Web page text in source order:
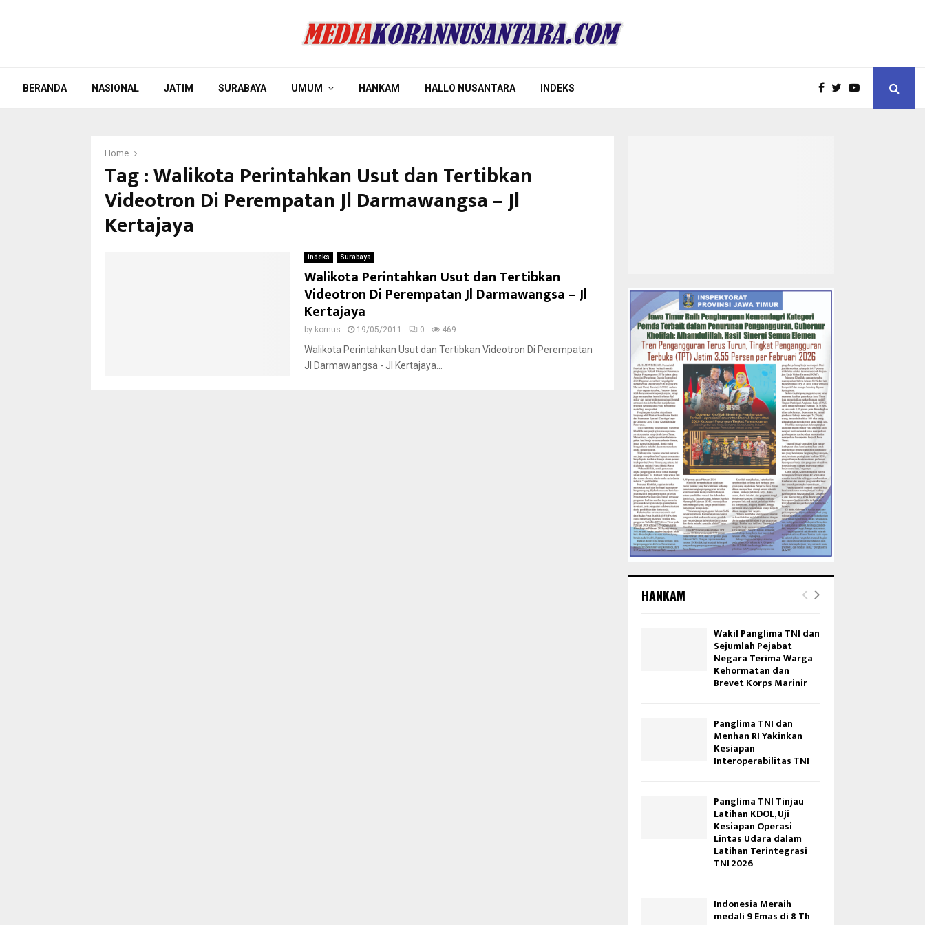
BERANDA NASIONAL JATIM SURABAYA UMUM HANKAM HALLO NUSANTARA INDEKS
Home
Tag : Walikota Perintahkan Usut dan Tertibkan
Videotron Di Perempatan Jl Darmawangsa – Jl
Kertajaya
indeks Surabaya
Walikota Perintahkan Usut dan Tertibkan
Videotron Di Perempatan Jl Darmawangsa – Jl
Kertajaya
by kornus 19/05/2011 0 469
Walikota Perintahkan Usut dan Tertibkan Videotron Di Perempatan
Jl Darmawangsa - Jl Kertajaya...
HANKAM
Wakil Panglima TNI dan
Sejumlah Pejabat
Negara Terima Warga
Kehormatan dan
Brevet Korps Marinir
Panglima TNI dan
Menhan RI Yakinkan
Kesiapan
Interoperabilitas TNI
Panglima TNI Tinjau
Latihan KDOL, Uji
Kesiapan Operasi
Lintas Udara dalam
Latihan Terintegrasi
TNI 2026
Indonesia Meraih
medali 9 Emas di 8 Th